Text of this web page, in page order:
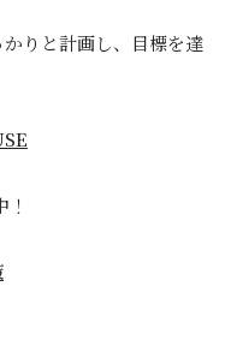
りと計画し、目標を達